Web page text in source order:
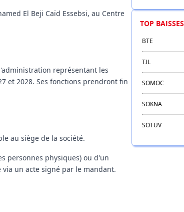
El Beji Caïd Essebsi, au Centre
représentant les
et 2028. Ses fonctions prendront fin
au siège de la société.
personnes physiques) ou d'un
un acte signé par le mandant.
TOP BAISSES
BTE
TJL
SOMOC
SOKNA
SOTUV